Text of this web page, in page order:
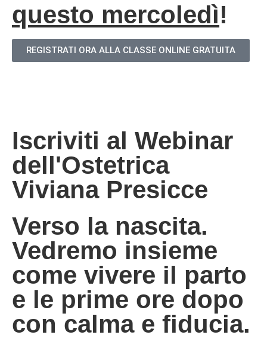
questo mercoledì!
REGISTRATI ORA ALLA CLASSE ONLINE GRATUITA
Iscriviti al Webinar
dell'Ostetrica
Viviana Presicce
Verso la nascita.
Vedremo insieme
come vivere il parto
e le prime ore dopo
con calma e fiducia.